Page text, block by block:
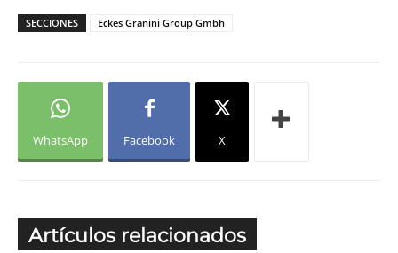
SECCIONES Eckes Granini Group Gmbh
WhatsApp Facebook X
Artículos relacionados